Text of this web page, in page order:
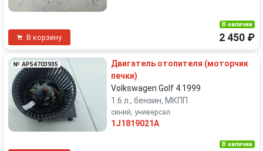
В корзину
В наличии
2 450 ₽
№ AP54703935
Двигатель отопителя (моторчик
печки)
Volkswagen Golf 4 1999
1.6 л., бензин, МКПП
синий, универсал
1J1819021A
В наличии